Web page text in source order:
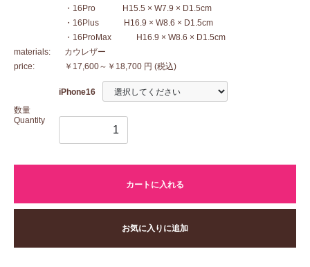
・16Pro H15.5 × W7.9 × D1.5cm
・16Plus H16.9 × W8.6 × D1.5cm
・16ProMax H16.9 × W8.6 × D1.5cm
materials:
カウレザー
price:
￥17,600～￥18,700 円 (税込)
数量
Quantity
iPhone16
カートに入れる
お気に入りに追加